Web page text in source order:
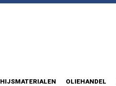
HIJSMATERIALEN OLIEHANDEL